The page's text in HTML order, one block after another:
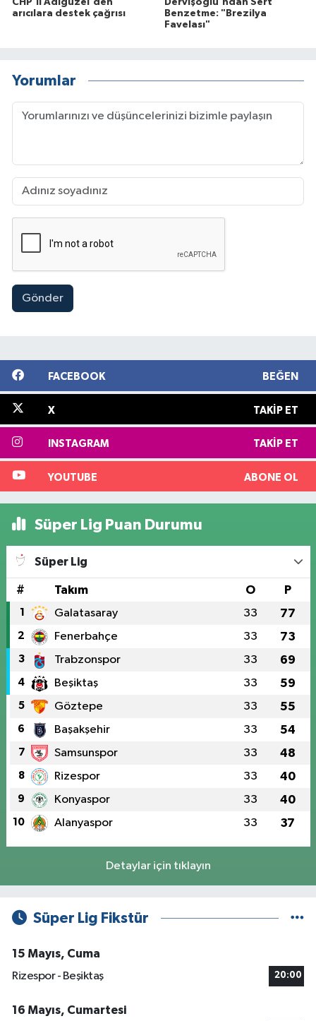
arıcılara destek çağrısı
Benzetme: "Brezilya
Favelası"
Yorumlar
Gönder
FACEBOOK BEĞEN
X TAKIP ET
INSTAGRAM TAKIP ET
YOUTUBE ABONE OL
Süper Lig Puan Durumu
Süper Lig
# Takım O P
1 Galatasaray 33 77
2 Fenerbahçe 33 73
3 Trabzonspor 33 69
4 Beşiktaş 33 59
5 Göztepe 33 55
6 Başakşehir 33 54
7 Samsunspor 33 48
8 Rizespor 33 40
9 Konyaspor 33 40
10 Alanyaspor 33 37
Detaylar için tıklayın
Süper Lig Fikstür
15 Mayıs, Cuma
Rizespor - Beşiktaş
20:00
16 Mayıs, Cumartesi